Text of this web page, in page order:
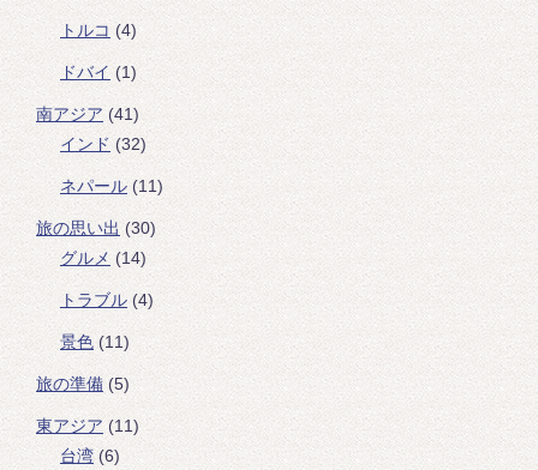
トルコ (4)
ドバイ (1)
南アジア (41)
インド (32)
ネパール (11)
旅の思い出 (30)
グルメ (14)
トラブル (4)
景色 (11)
旅の準備 (5)
東アジア (11)
台湾 (6)